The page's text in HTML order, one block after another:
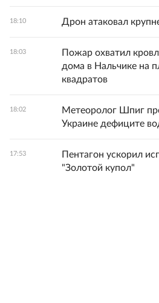
18:10 Дрон атаковал
18:03
Пожар охватил
дома в Нальчике на
квадратов
18:02
Метеоролог Шпиг
Украине дефиците
17:53
Пентагон ускорил
"Золотой купол"